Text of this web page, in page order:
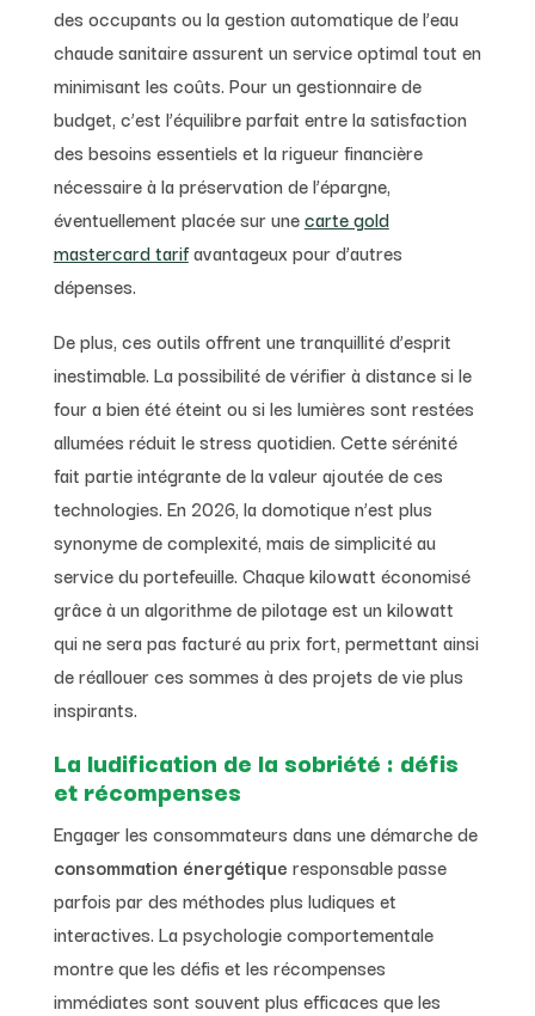
des occupants ou la gestion automatique de l’eau
chaude sanitaire assurent un service optimal tout en
minimisant les coûts. Pour un gestionnaire de
budget, c’est l’équilibre parfait entre la satisfaction
des besoins essentiels et la rigueur financière
nécessaire à la préservation de l’épargne,
éventuellement placée sur unecarte gold
mastercard tarifavantageux pour d’autres
dépenses.
De plus, ces outils offrent une tranquillité d’esprit
inestimable. La possibilité de vérifier à distance si le
four a bien été éteint ou si les lumières sont restées
allumées réduit le stress quotidien. Cette sérénité
fait partie intégrante de la valeur ajoutée de ces
technologies. En 2026, la domotique n’est plus
synonyme de complexité, mais de simplicité au
service du portefeuille. Chaque kilowatt économisé
grâce à un algorithme de pilotage est un kilowatt
qui ne sera pas facturé au prix fort, permettant ainsi
de réallouer ces sommes à des projets de vie plus
inspirants.
La ludification de la sobriété : défis
et récompenses
Engager les consommateurs dans une démarche de
consommation énergétique responsable passe
parfois par des méthodes plus ludiques et
interactives. La psychologie comportementale
montre que les défis et les récompenses
immédiates sont souvent plus efficaces que les